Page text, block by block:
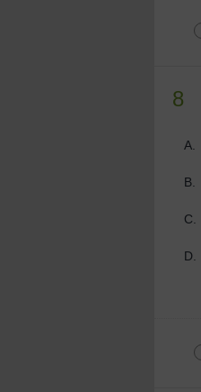
8
A.
B.
C.
D.